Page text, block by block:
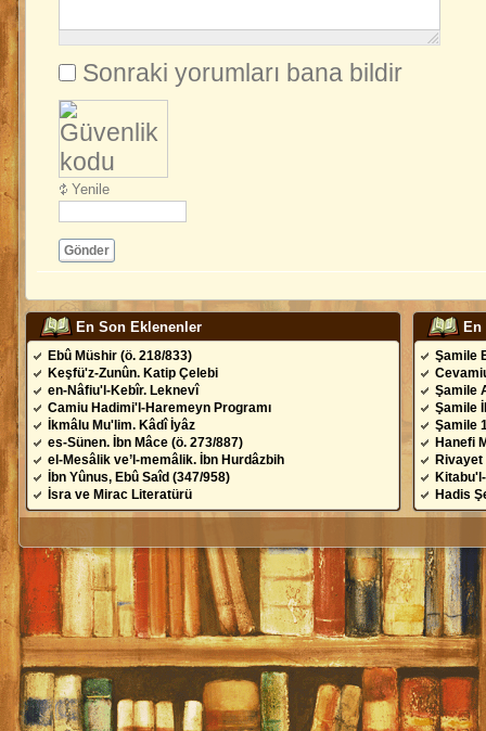
Sonraki yorumları bana bildir
Yenile
Gönder
En Son Eklenenler
Ebû Müshir (ö. 218/833)
Keşfü'z-Zunûn. Katip Çelebi
en-Nâfiu'l-Kebîr. Leknevî
Camiu Hadimi'l-Haremeyn Programı
İkmâlu Mu'lim. Kâdî İyâz
es-Sünen. İbn Mâce (ö. 273/887)
el-Mesâlik ve’l-memâlik. İbn Hurdâzbih
İbn Yûnus, Ebû Saîd (347/958)
İsra ve Mirac Literatürü
Şamile
Şamile
Şamile
Şamile
Hanefi
Hadis